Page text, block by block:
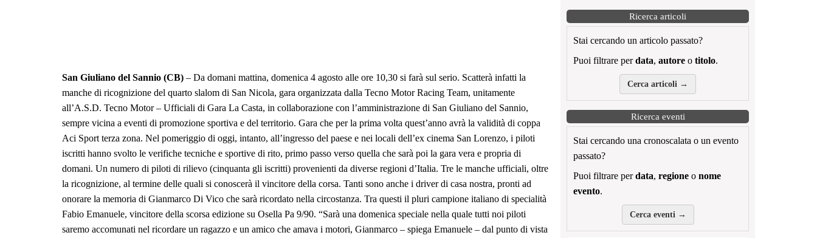
San Giuliano del Sannio (CB) – Da domani mattina, domenica 4 agosto alle ore 10,30 si farà sul serio. Scatterà infatti la
manche di ricognizione del quarto slalom di San Nicola, gara organizzata dalla Tecno Motor Racing Team, unitamente
all’A.S.D. Tecno Motor – Ufficiali di Gara La Casta, in collaborazione con l’amministrazione di San Giuliano del Sannio,
sempre vicina a eventi di promozione sportiva e del territorio. Gara che per la prima volta quest’anno avrà la validità di coppa
Aci Sport terza zona. Nel pomeriggio di oggi, intanto, all’ingresso del paese e nei locali dell’ex cinema San Lorenzo, i piloti
iscritti hanno svolto le verifiche tecniche e sportive di rito, primo passo verso quella che sarà poi la gara vera e propria di
domani. Un numero di piloti di rilievo (cinquanta gli iscritti) provenienti da diverse regioni d’Italia. Tre le manche ufficiali, oltre
la ricognizione, al termine delle quali si conoscerà il vincitore della corsa. Tanti sono anche i driver di casa nostra, pronti ad
onorare la memoria di Gianmarco Di Vico che sarà ricordato nella circostanza. Tra questi il pluri campione italiano di specialità
Fabio Emanuele, vincitore della scorsa edizione su Osella Pa 9/90. “Sarà una domenica speciale nella quale tutti noi piloti
saremo accomunati nel ricordare un ragazzo e un amico che amava i motori, Gianmarco – spiega Emanuele – dal punto di vista
Ricerca articoli
Stai cercando un articolo passato?
Puoi filtrare perdata, autore o titolo.
Cerca articoli →
Ricerca eventi
Stai cercando una cronoscalata o un evento
passato?
Puoi filtrare perdata, regione o nome
evento.
Cerca eventi →